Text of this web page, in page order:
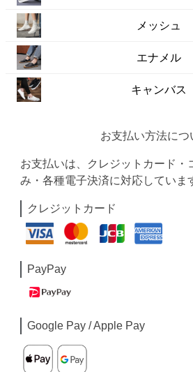
メッシュ
エナメル
キャンバス
お支払い方法につ
お支払いは、クレジットカード・
み・各種電子決済に対応していま
クレジットカード
PayPay
Google Pay / Apple Pay